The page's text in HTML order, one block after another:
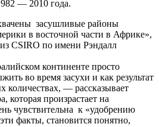
— 2010 года.
засушливые районы
в восточной части в Африке»,
CSIRO по имени Рэндалл
континенте просто
во время засухи и как результат
количествах, — рассказывает
произрастает на
чувствительна к «удобрению
факты, становится понятно,